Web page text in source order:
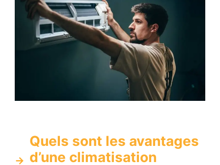
Quels sont les avantages
d’une climatisation